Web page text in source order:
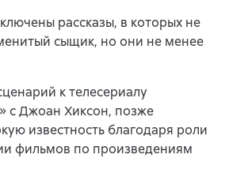
рассказы, в которых не
сыщик, но они не менее
к телесериалу
с Джоан Хиксон, позже
известность благодаря роли
фильмов по произведениям